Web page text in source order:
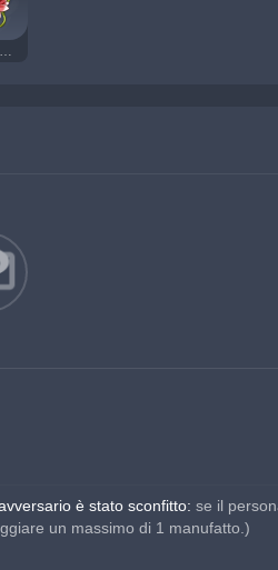
Scommettitrice
è stato sconfitto: se il
un massimo di 1 manufatto.)